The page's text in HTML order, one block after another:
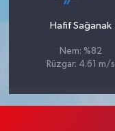
Hafif Sağanak
Nem: %82
Rüzgar: 4.61 m/s